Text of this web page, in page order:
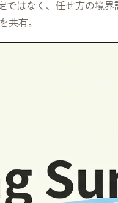
はなく、任せ方の境界
共有。